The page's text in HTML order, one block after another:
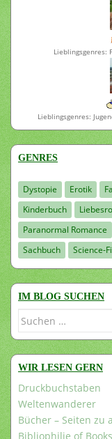
Lieblingsgenres:
Lieblingsgenres:
GENRES
Dystopie Erotik
Kinderbuch
Paranormal Romance
Sachbuch
Science-
IM BLOG SUCHEN
Suchen
WIR LESEN GERN
Druckbuchstaben
Weltenwanderer
Bücher – Seiten zu
Bibliophilie of Books